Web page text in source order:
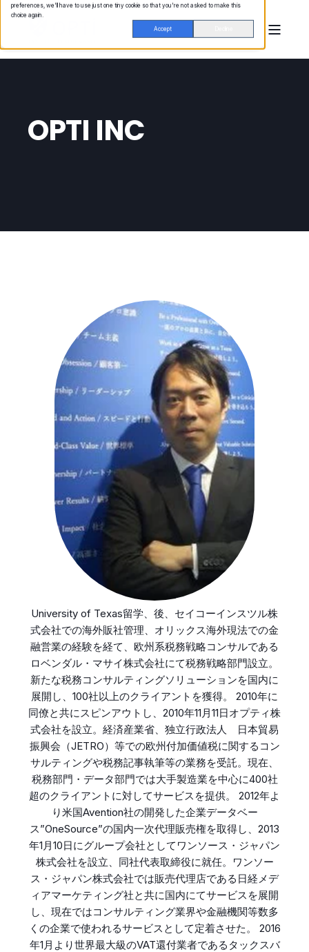
preferences, we'll have to use just one tiny cookie so that you're not asked to make this
choice again.
Accept
OPTI INC
University of Texas留学、後、セイコーインスツル株
式会社での海外販社管理、オリックス海外現法での金
融営業の経験を経て、欧州系税務戦略コンサルである
ロベンダル・マサイ株式会社にて税務戦略部門設立。
新たな税務コンサルティングソリューションを国内に
展開し、100社以上のクライアントを獲得。 2010年に
同僚と共にスピンアウトし、2010年11月11日オプティ株
式会社を設立。経済産業省、独立行政法人 日本貿易
振興会（JETRO）等での欧州付加価値税に関するコン
サルティングや税務記事執筆等の業務を受託。現在、
税務部門・データ部門では大手製造業を中心に400社
超のクライアントに対してサービスを提供。 2012年よ
り米国Avention社の開発した企業データベー
ス”OneSource”の国内一次代理販売権を取得し、2013
年1月10日にグループ会社としてワンソース・ジャパン
株式会社を設立、同社代表取締役に就任。ワンソー
ス・ジャパン株式会社では販売代理店である日経メデ
ィアマーケティング社と共に国内にてサービスを展開
し、現在ではコンサルティング業界や金融機関等数多
くの企業で使われるサービスとして定着させた。 2016
年1月より世界最大級のVAT還付業者であるタックスバ